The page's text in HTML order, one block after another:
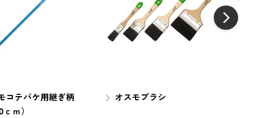
コテバケ用継ぎ柄
ｃｍ）
オスモブラシ